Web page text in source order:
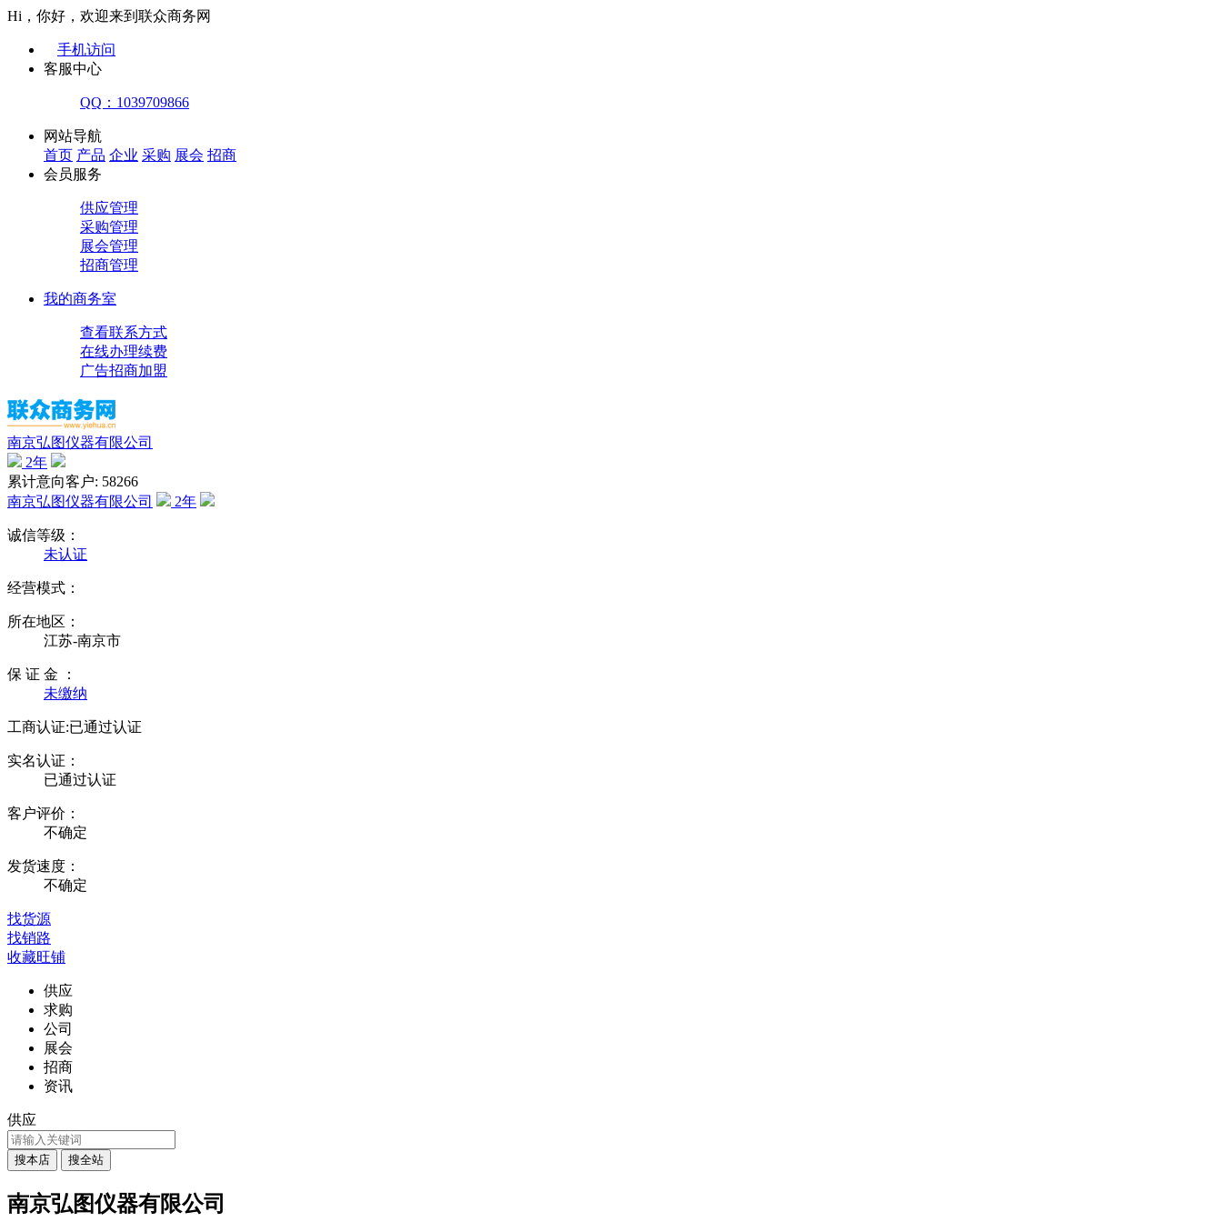
Hi，你好，欢迎来到联众商务网
手机访问
客服中心
QQ：1039709866
网站导航
首页 产品 企业 采购 展会 招商
会员服务
供应管理
采购管理
展会管理
招商管理
我的商务室
查看联系方式
在线办理续费
广告招商加盟
南京弘图仪器有限公司
2年
累计意向客户: 58266
南京弘图仪器有限公司
2年
诚信等级：
未认证
经营模式：
所在地区：
江苏-南京市
保 证 金 ：
未缴纳
工商认证:已通过认证
实名认证：
已通过认证
客户评价：
不确定
发货速度：
不确定
找货源
找销路
收藏旺铺
供应
求购
公司
展会
招商
资讯
供应
南京弘图仪器有限公司